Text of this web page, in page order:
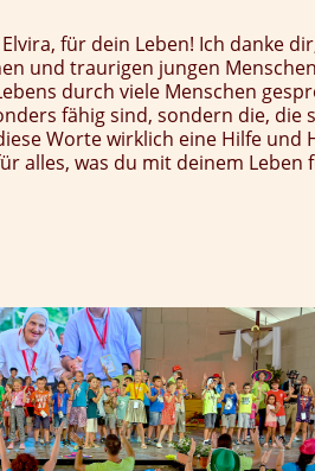
für dein Leben! Ich danke
und traurigen jungen
durch viele Menschen
fähig sind, sondern die, die
Worte wirklich eine Hilfe
alles, was du mit deinem